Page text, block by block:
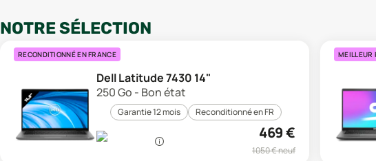
NOTRE SÉLECTION
RECONDITIONNÉ EN FRANCE
Dell Latitude 7430 14"
250 Go - Bon état
Garantie 12 mois Reconditionné en FR
469€
1050€ neuf
MEILLEUR